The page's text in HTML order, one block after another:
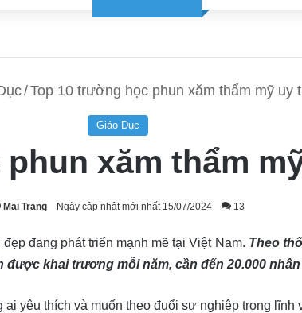
/Top 10 trường học phun xăm thẩm mỹ uy
Giáo Dục
xăm thẩm
Mai Trang Ngày cập nhật mới nhất 15/07/2024 13
đang phát triển mạnh mẽ tại Việt Nam. Theo
được khai trương mỗi năm, cần đến 20.000
yêu thích và muốn theo đuổi sự nghiệp trong lĩnh